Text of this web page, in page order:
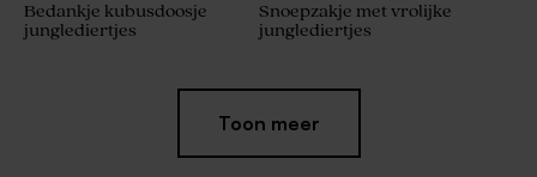
Bedankje kubusdoosje
junglediertjes
Snoepzakje met vrolijke
junglediertjes
Toon meer